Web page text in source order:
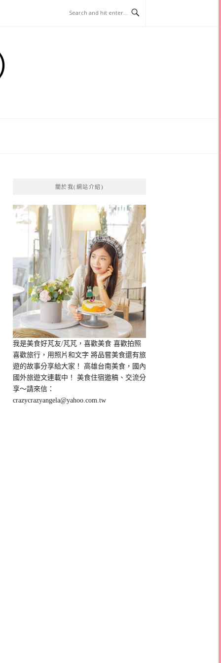
關於我(網站介紹)
我是美食好芃友/芃芃，喜歡美食 喜歡拍照
喜歡旅行，用照片和文字 將品嘗美食還有旅
遊的故事分享給大家！ 高雄台南美食，國內
國外旅遊文連載中！ 美食住宿邀稿、交流分
享～請來信：
crazycrazyangela@yahoo.com.tw